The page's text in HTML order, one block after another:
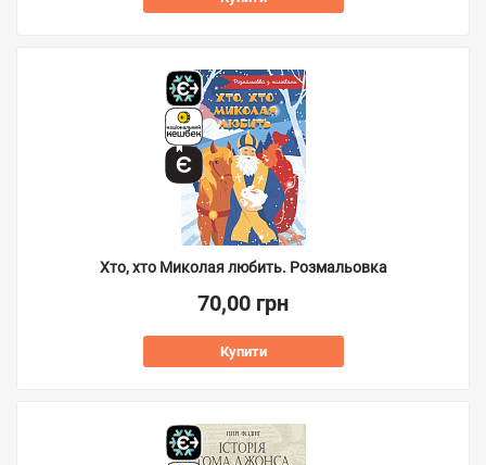
Хто, хто Миколая любить. Розмальовка
70,00 грн
Купити